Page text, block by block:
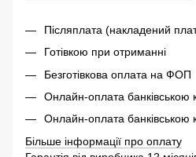
Післяплата (накладений
Готівкою при отриманні
Безготівкова оплата на ФОП
Онлайн-оплата банківською
Онлайн-оплата банківською
Більше інформації про оплату